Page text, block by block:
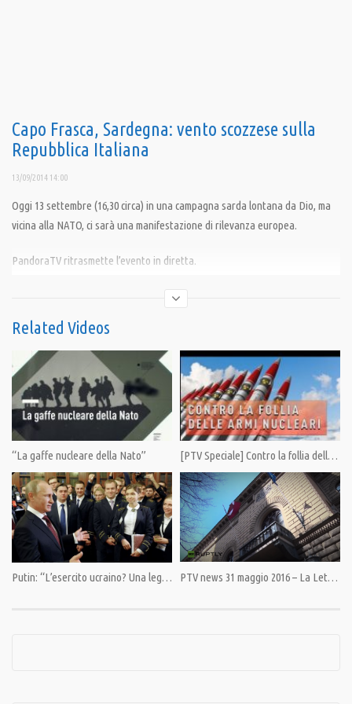
Capo Frasca, Sardegna: vento scozzese sulla
Repubblica Italiana
13/09/2014 14:00
Oggi 13 settembre (16,30 circa) in una campagna sarda lontana da Dio, ma
vicina alla NATO, ci sarà una manifestazione di rilevanza europea.
PandoraTV ritrasmette l’evento in diretta.
Category:PrimoPiano , Speciali
Tags:esercitazioni militari, Guerra,manifestazione,Nato,no guerra,sardegna,sovranità
Territorio
Related Videos
“La gaffe nucleare della Nato” [PTV Speciale] Contro la follia delle armi nucleari
Putin: “L’esercito ucraino? Una legione della NATO”. PTV news 31 maggio 2016 – La Lettonia nazionalizza i nomi (come il fascismo in italia)